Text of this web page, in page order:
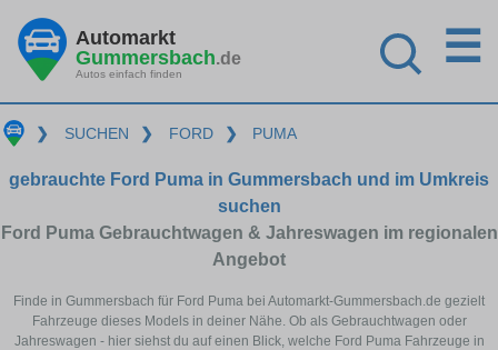
Automarkt
Gummersbach.de
Autos einfach finden
☰
❯ SUCHEN ❯ FORD ❯ PUMA
gebrauchte Ford Puma in Gummersbach und im Umkreis
suchen
Ford Puma Gebrauchtwagen & Jahreswagen im regionalen
Angebot
Finde in Gummersbach für Ford Puma bei Automarkt-Gummersbach.de gezielt
Fahrzeuge dieses Models in deiner Nähe. Ob als Gebrauchtwagen oder
Jahreswagen - hier siehst du auf einen Blick, welche Ford Puma Fahrzeuge in